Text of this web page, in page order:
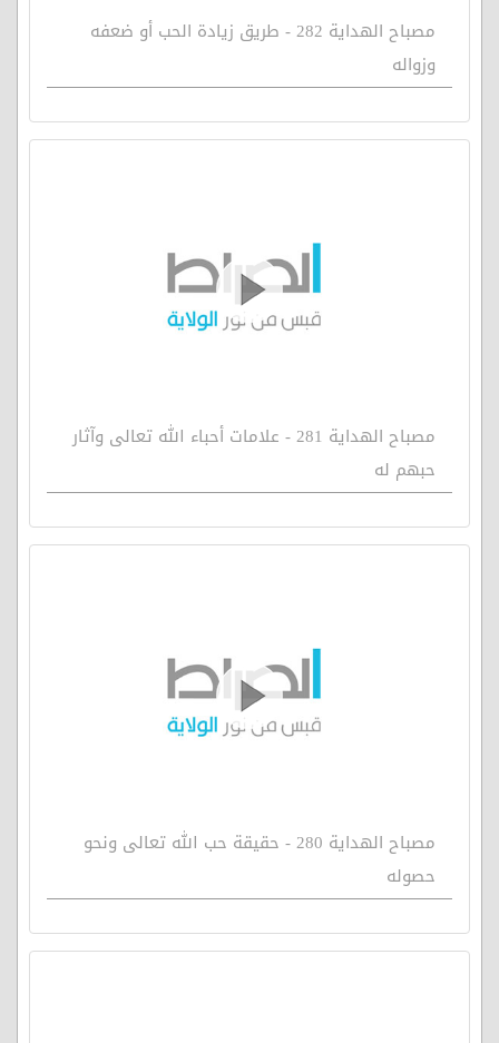
مصباح الهداية 282 - طريق زيادة الحب أو ضعفه
وزواله
مصباح الهداية 281 - علامات أحباء الله تعالى وآثار
حبهم له
مصباح الهداية 280 - حقيقة حب الله تعالى ونحو
حصوله